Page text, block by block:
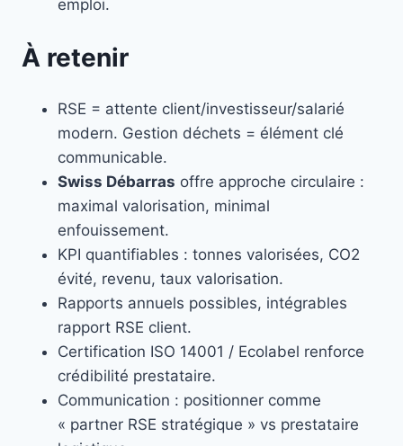
emploi.
À retenir
RSE = attente client/investisseur/salarié
modern. Gestion déchets = élément clé
communicable.
Swiss Débarras offre approche circulaire :
maximal valorisation, minimal
enfouissement.
KPI quantifiables : tonnes valorisées, CO2
évité, revenu, taux valorisation.
Rapports annuels possibles, intégrables
rapport RSE client.
Certification ISO 14001 / Ecolabel renforce
crédibilité prestataire.
Communication : positionner comme
« partner RSE stratégique » vs prestataire